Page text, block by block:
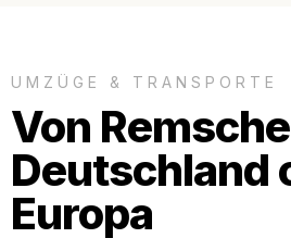
UMZÜGE & TRANSPORTE
Von
Deutschland
Europa